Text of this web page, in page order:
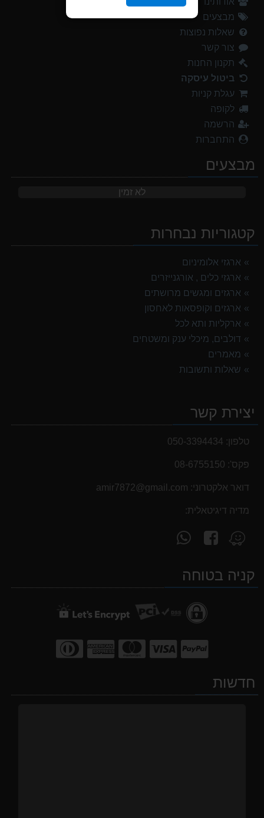
מבצעים
שאלות נפוצות
צור קשר
תקנון החנות
ביטול עיסקה
עגלת קניות
לקופה
הרשמה
התחברות
מבצעים
לא זמין
קטגוריות נבחרות
ארגזי אלומיניום
ארגזי כלים , אורגנייזרים
ארגזים ומגשים מרושתים
ארגזים וקופסאות לאחסון
ארקליות ותא לכל
דולבים, מיכלי ענק ומשטחים
מאמרים
שאלות ותשובות
יצירת קשר
טלפון: 050-3394434
פקס': 08-6755150
דואר אלקטרוני: ‫amir7872@gmail.com‬
מדיה דיגיטאלית:
מצא
אותנו
Waze
עקוב
אחרינו
facebookקניה בטוחה
חדשות